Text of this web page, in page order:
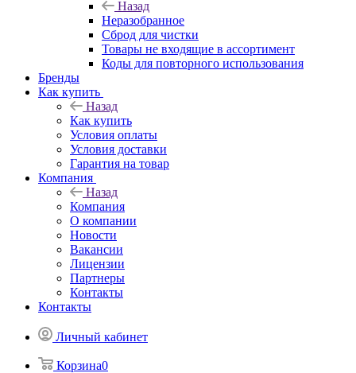
Назад
Неразобранное
Сброд для чистки
Товары не входящие в ассортимент
Коды для повторного использования
Бренды
Как купить
Назад
Как купить
Условия оплаты
Условия доставки
Гарантия на товар
Компания
Назад
Компания
О компании
Новости
Вакансии
Лицензии
Партнеры
Контакты
Контакты
Личный кабинет
Корзина0